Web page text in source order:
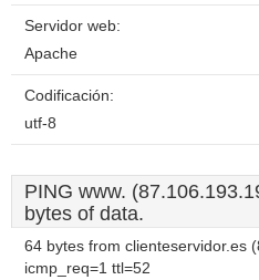
Servidor web:
Apache
Codificación:
utf-8
PING www.
bytes of data.
64 bytes from clienteservidor.es
icmp_req=1 ttl=52